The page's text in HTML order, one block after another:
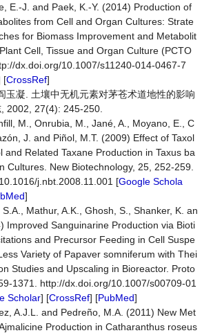
E.-J. and Paek, K.-Y. (2014) Production of
from Cell and Organ Cultures: Strate
for Biomass Improvement and Metabolit
Cell, Tissue and Organ Culture (PCTO
dx.doi.org/10.1007/s11240-014-0467-7
[CrossRef]
玉凝. 土壤中无机元素对茅苍术道地性的影响
2002, 27(4): 245-250.
M., Onrubia, M., Jané, A., Moyano, E., C
J. and Piñol, M.T. (2009) Effect of Taxol
and Related Taxane Production in Taxus ba
Cultures. New Biotechnology, 25, 252-259.
j.nbt.2008.11.001 [Google Schola
]
Mathur, A.K., Ghosh, S., Shanker, K. an
Improved Sanguinarine Production via Bioti
and Precursor Feeding in Cell Suspe
Variety of Papaver somniferum with Thei
Studies and Upscaling in Bioreactor. Proto
1371. http://dx.doi.org/10.1007/s00709-01
Scholar] [CrossRef] [PubMed]
A.J.L. and Pedreño, M.A. (2011) New Met
Production in Catharanthus roseus